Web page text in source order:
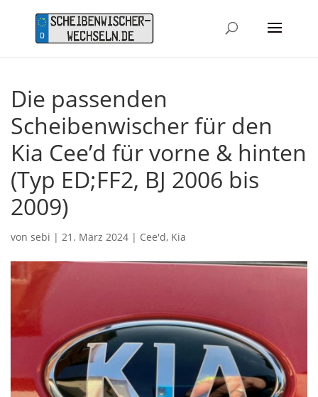
Die passenden
Scheibenwischer für den
Kia Cee’d für vorne & hinten
(Typ ED;FF2, BJ 2006 bis
2009)
von sebi | 21. März 2024 | Cee'd, Kia